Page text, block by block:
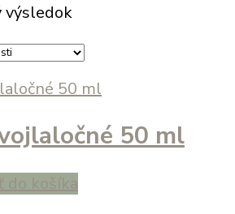
výsledok
50 ml
do košíka